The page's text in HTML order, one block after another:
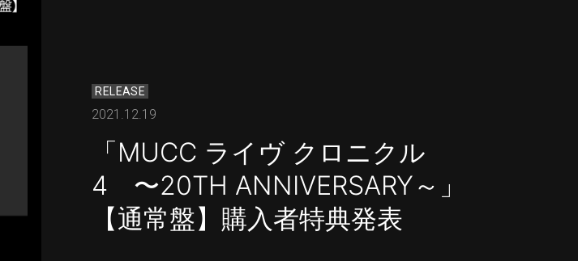
RELEASE
2021.12.19
「MUCC ライヴ クロニクル
4 〜20TH ANNIVERSARY～」
【通常盤】購入者特典発表